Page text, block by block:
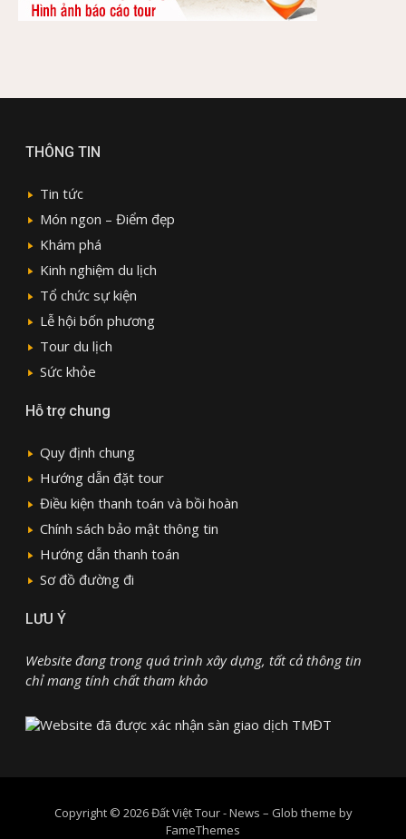
THÔNG TIN
Tin tức
Món ngon – Điểm đẹp
Khám phá
Kinh nghiệm du lịch
Tổ chức sự kiện
Lễ hội bốn phương
Tour du lịch
Sức khỏe
Hỗ trợ chung
Quy định chung
Hướng dẫn đặt tour
Điều kiện thanh toán và bồi hoàn
Chính sách bảo mật thông tin
Hướng dẫn thanh toán
Sơ đồ đường đi
LƯU Ý
Website đang trong quá trình xây dựng, tất cả thông tin
chỉ mang tính chất tham khảo
Copyright © 2026 Đất Việt Tour - News – Glob theme by
FameThemes